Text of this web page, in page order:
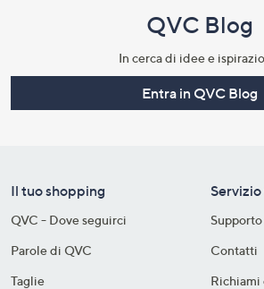
QVC Blog
In cerca di idee e
Entra in QVC Blog
Il tuo shopping
QVC - Dove seguirci
Parole di QVC
Taglie
Contatti